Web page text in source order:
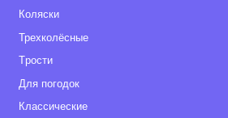
Коляски
Трехколёсные
Tрости
Для погодок
Классические